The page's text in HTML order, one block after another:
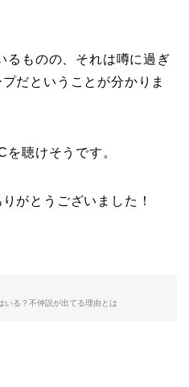
るものの、それは噂に過ぎ
だということが分かりま
聴けそうです。
がとうございました！
いる？不仲説が出てる理由とは